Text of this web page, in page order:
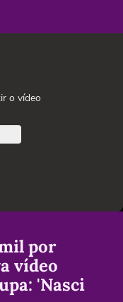
o vídeo
por
vídeo
'Nasci